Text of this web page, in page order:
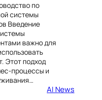
по
системы
Введение
важно для
Этот подход
процессы и
AI News